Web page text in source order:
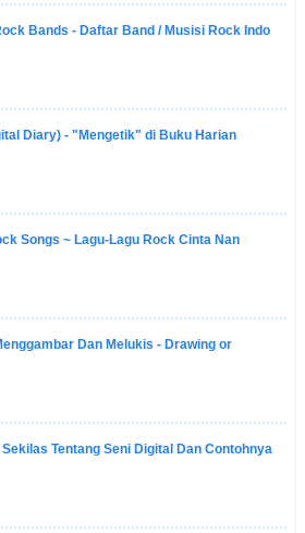
Bands - Daftar Band / Musisi Rock Indo
Diary) - "Mengetik" di Buku Harian
Songs ~ Lagu-Lagu Rock Cinta Nan
Dan Melukis - Drawing or
Tentang Seni Digital Dan Contohnya